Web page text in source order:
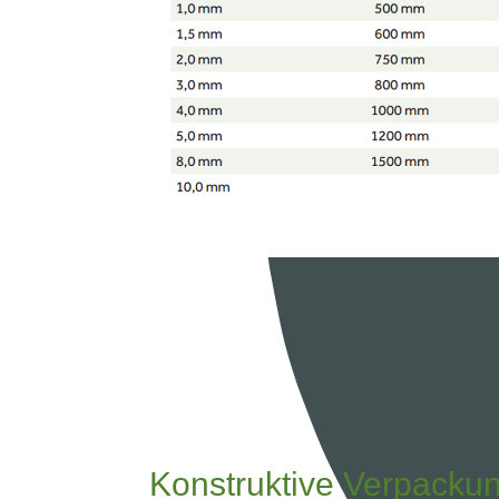
Konstruktive